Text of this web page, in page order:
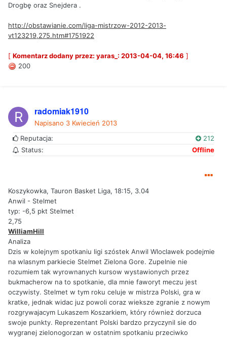
Drogbę oraz Snejdera .
http://obstawianie.com/liga-mistrzow-2012-2013-
vt123219,275.htm#1751922
[ Komentarz dodany przez: yaras_: 2013-04-04, 16:46 ]
200
radomiak1910
Napisano 3 Kwiecień 2013
Reputacja:
212
Status:
Offline
Koszykowka, Tauron Basket Liga, 18:15, 3.04
Anwil - Stelmet
typ: -6,5 pkt Stelmet
2,75
WilliamHill
Analiza
Dzis w kolejnym spotkaniu ligi szóstek Anwil Wloclawek podejmie
na wlasnym parkiecie Stelmet Zielona Gore. Zupelnie nie
rozumiem tak wyrownanych kursow wystawionych przez
bukmacherow na to spotkanie, dla mnie faworyt meczu jest
oczywisty. Stelmet w tym roku celuje w mistrza Polski, gra w
kratke, jednak widac juz powoli coraz wieksze zgranie z nowym
rozgrywajacym Lukaszem Koszarkiem, który również dorzuca
swoje punkty. Reprezentant Polski bardzo przyczynil sie do
wygranej zielonogorzan w ostatnim spotkaniu przeciwko